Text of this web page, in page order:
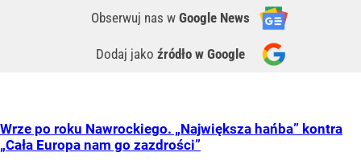
Obserwuj nas w Google News
Dodaj jako źródło w Google
Wrze po roku Nawrockiego. „Największa hańba” kontra
„Cała Europa nam go zazdrości”